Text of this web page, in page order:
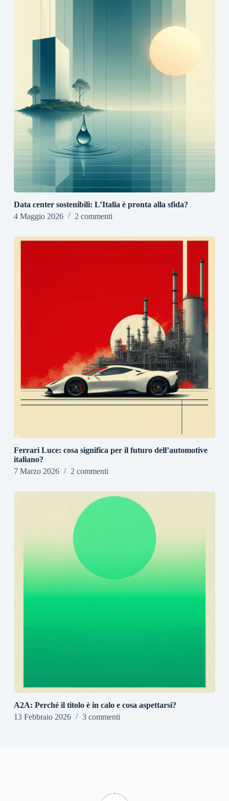
Data center sostenibili: L’Italia è pronta alla sfida?
4 Maggio 2026
2 commenti
Ferrari Luce: cosa significa per il futuro dell’automotive
italiano?
7 Marzo 2026
2 commenti
A2A: Perché il titolo è in calo e cosa aspettarsi?
13 Febbraio 2026
3 commenti